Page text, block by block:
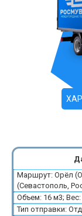
Маршрут: Орёл
(Севастополь,
Объем: 16 м3; Вес:
Тип отправки: